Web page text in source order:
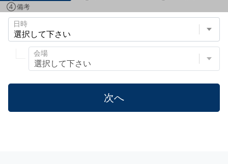
④備考
日時
会場
次へ